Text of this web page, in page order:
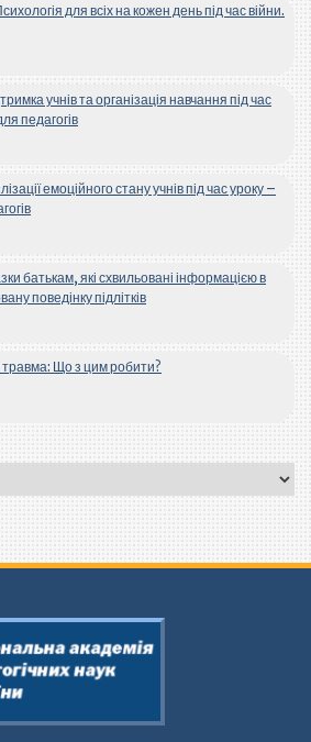
для всіх на кожен день під час війни.
учнів та організація навчання під час
педагогів
емоційного стану учнів під час уроку –
батькам, які схвильовані інформацією в
поведінку підлітків
травма: Що з цим робити?